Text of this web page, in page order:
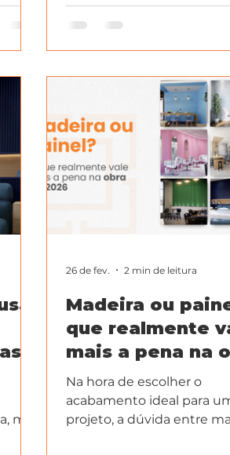
mas
Madeira ou
que realmente
mais a pena na
em 2026
Na hora de escolher o
acabamento ideal para
projeto, a dúvida entre
26 de fev. 2 min de leitura